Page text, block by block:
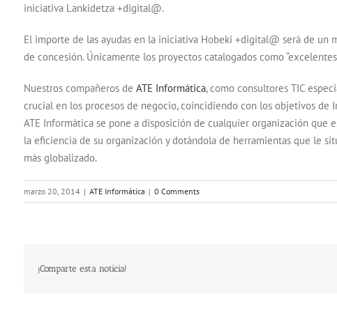
iniciativa Lankidetza +digital@.
El importe de las ayudas en la iniciativa Hobeki +digital@ será de
de concesión. Únicamente los proyectos catalogados como
Nuestros compañeros de ATE Informática, como consultores TIC
crucial en los procesos de negocio, coincidiendo con los objetivos de
ATE Informática se pone a disposición de cualquier organización que
la eficiencia de su organización y dotándola de herramientas que le
más globalizado.
marzo 20, 2014 | ATE Informática | 0 Comments
¡Comparte esta noticia!